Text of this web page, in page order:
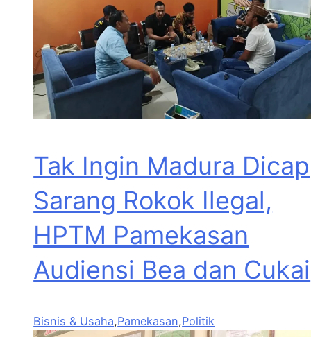
Tak Ingin Madura Dicap
Sarang Rokok Ilegal,
HPTM Pamekasan
Audiensi Bea dan Cukai
Bisnis & Usaha,Pamekasan,Politik